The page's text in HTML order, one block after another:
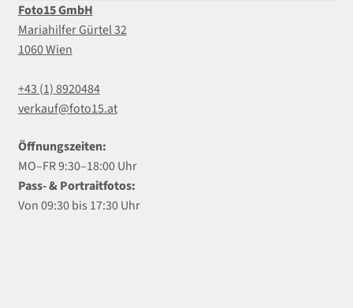
Foto15 GmbH
Mariahilfer Gürtel 32
1060 Wien
+43 (1) 8920484
verkauf@foto15.at
Öffnungszeiten:
MO–FR 9:30–18:00 Uhr
Pass- & Portraitfotos:
Von 09:30 bis 17:30 Uhr